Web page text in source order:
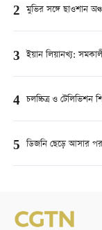
2 মুভির সঙ্গে ছাওশান
3 ইয়ান লিয়ানখ্য:
4 চলচ্চিত্র ও টেলিভিশন
5 ডিজনি ছেড়ে আসার পর